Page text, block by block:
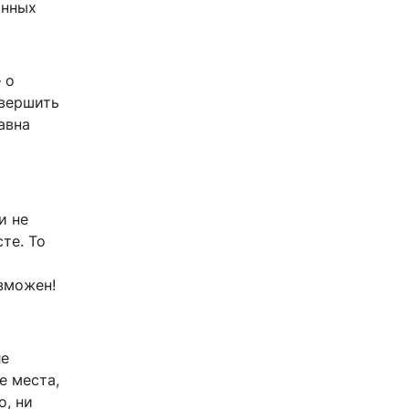
о
не
То
места,
ни